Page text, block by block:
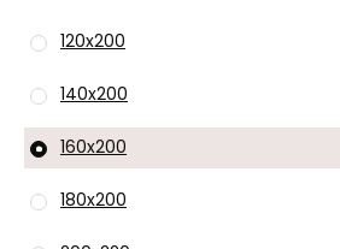
120x200
140x200
160x200
180x200